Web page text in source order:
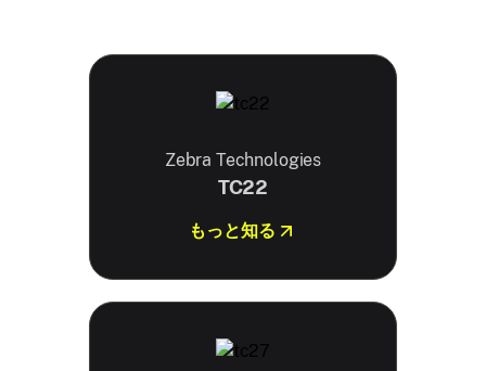
Zebra Technologies
TC22
もっと知る